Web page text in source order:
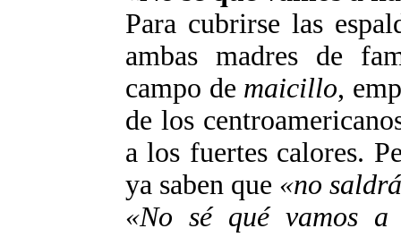
Para cubrirse las
ambas madres de
campo de maicillo,
de los
a los fuertes calores.
ya saben que «no
«No sé qué vamos a